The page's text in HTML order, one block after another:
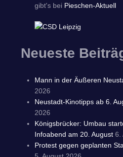
gibt's bei Pieschen-Aktuell
Neueste
Mann in der Äußeren
2026
Neustadt-Kinotipps ab 6.
2026
Königsbrücker: Umbau
Infoabend am 20. August 6.
Protest gegen geplanten